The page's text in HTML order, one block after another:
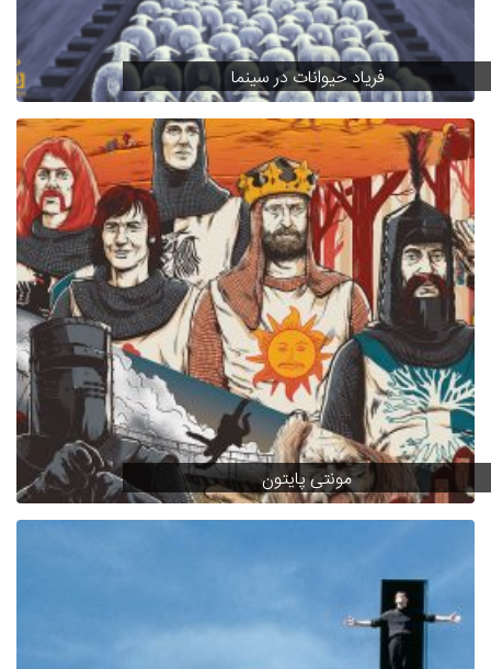
فریاد حیوانات در سینما
مونتی پایتون